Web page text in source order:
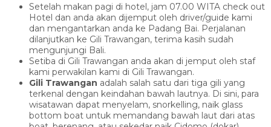
Setelah makan pagi di hotel, jam 07.00 WITA check out
Hotel dan anda akan dijemput oleh driver/guide kami
dan mengantarkan anda ke Padang Bai. Perjalanan
dilanjutkan ke Gili Trawangan, terima kasih sudah
mengunjungi Bali.
Setiba di Gili Trawangan anda akan di jemput oleh staf
kami perwakilan kami di Gili Trawangan.
Gili Trawangan adalah salah satu dari tiga gili yang
terkenal dengan keindahan bawah lautnya. Di sini, para
wisatawan dapat menyelam, snorkelling, naik glass
bottom boat untuk memandang bawah laut dari atas